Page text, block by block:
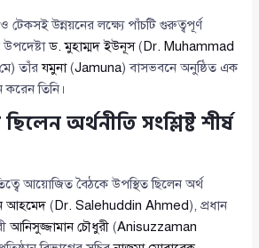
টেকসই উন্নয়নের লক্ষ্যে পাঁচটি গুরুত্বপূর্ণ
উপদেষ্টাড. মুহাম্মদ ইউনূস(Dr. Muhammad
তাঁরযমুনা(Jamuna) বাসভবনে অনুষ্ঠিত এক
করেন তিনি।
অর্থনীতি সংশ্লিষ্ট শীর্ষ
আয়োজিত বৈঠকে উপস্থিত ছিলেন অর্থ
আহমেদ (Dr. Salehuddin Ahmed), প্রধান
আনিসুজ্জামান চৌধুরী (Anisuzzaman